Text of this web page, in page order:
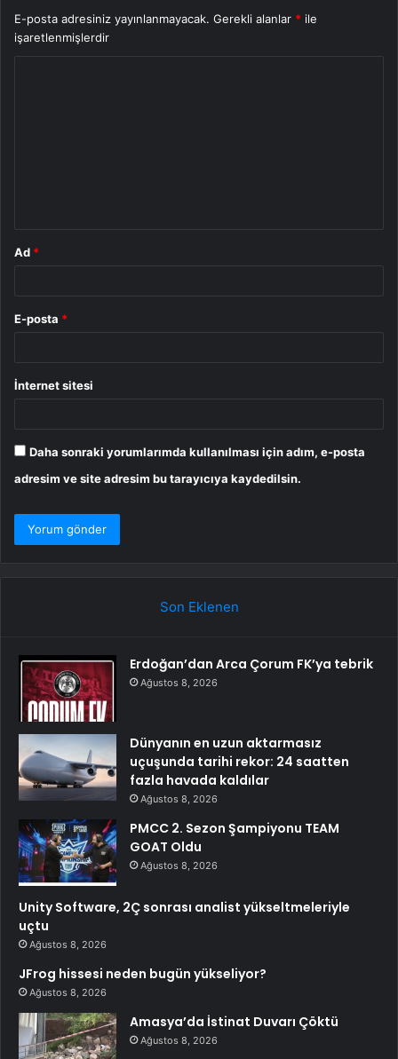
E-posta adresiniz yayınlanmayacak. Gerekli alanlar * ile
işaretlenmişlerdir
Ad *
E-posta *
İnternet sitesi
Daha sonraki yorumlarımda kullanılması için adım, e-posta
adresim ve site adresim bu tarayıcıya kaydedilsin.
Son Eklenen
Erdoğan’dan Arca Çorum FK’ya tebrik
Ağustos 8, 2026
Dünyanın en uzun aktarmasız
uçuşunda tarihi rekor: 24 saatten
fazla havada kaldılar
Ağustos 8, 2026
PMCC 2. Sezon Şampiyonu TEAM
GOAT Oldu
Ağustos 8, 2026
Unity Software, 2Ç sonrası analist yükseltmeleriyle
uçtu
Ağustos 8, 2026
JFrog hissesi neden bugün yükseliyor?
Ağustos 8, 2026
Amasya’da İstinat Duvarı Çöktü
Ağustos 8, 2026